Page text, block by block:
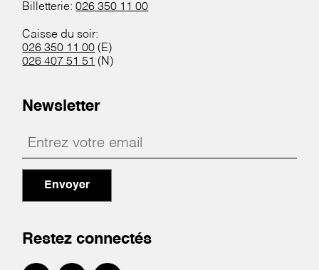
Billetterie:026 350 11 00
Caisse du soir:
026 350 11 00 (E)
026 407 51 51 (N)
Newsletter
Envoyer
Restez connectés